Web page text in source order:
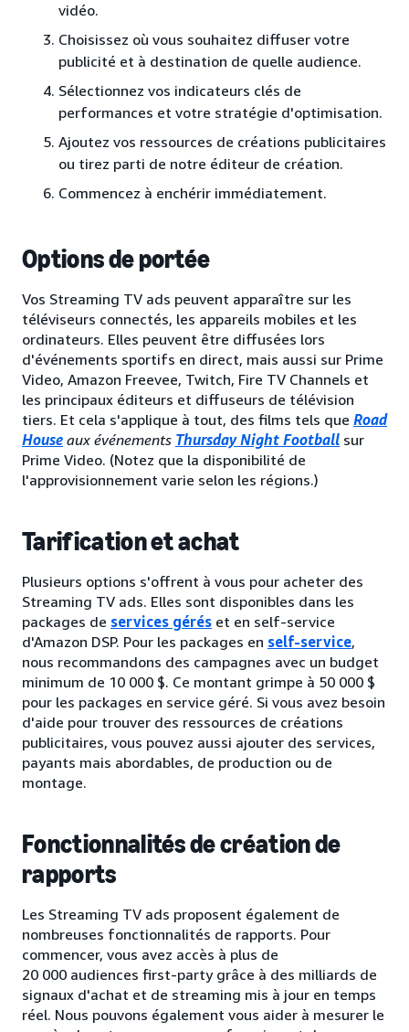
vidéo.
Choisissez où vous souhaitez diffuser votre
publicité et à destination de quelle audience.
Sélectionnez vos indicateurs clés de
performances et votre stratégie d'optimisation.
Ajoutez vos ressources de créations publicitaires
ou tirez parti de notre éditeur de création.
Commencez à enchérir immédiatement.
Options de portée
Vos Streaming TV ads peuvent apparaître sur les
téléviseurs connectés, les appareils mobiles et les
ordinateurs. Elles peuvent être diffusées lors
d'événements sportifs en direct, mais aussi sur Prime
Video, Amazon Freevee, Twitch, Fire TV Channels et
les principaux éditeurs et diffuseurs de télévision
tiers. Et cela s'applique à tout, des films tels que Road
House aux événements Thursday Night Football sur
Prime Video. (Notez que la disponibilité de
l'approvisionnement varie selon les régions.)
Tarification et achat
Plusieurs options s'offrent à vous pour acheter des
Streaming TV ads. Elles sont disponibles dans les
packages de services gérés et en self-service
d'Amazon DSP. Pour les packages en self-service,
nous recommandons des campagnes avec un budget
minimum de 10 000 $. Ce montant grimpe à 50 000 $
pour les packages en service géré. Si vous avez besoin
d'aide pour trouver des ressources de créations
publicitaires, vous pouvez aussi ajouter des services,
payants mais abordables, de production ou de
montage.
Fonctionnalités de création de
rapports
Les Streaming TV ads proposent également de
nombreuses fonctionnalités de rapports. Pour
commencer, vous avez accès à plus de
20 000 audiences first-party grâce à des milliards de
signaux d'achat et de streaming mis à jour en temps
réel. Nous pouvons également vous aider à mesurer le